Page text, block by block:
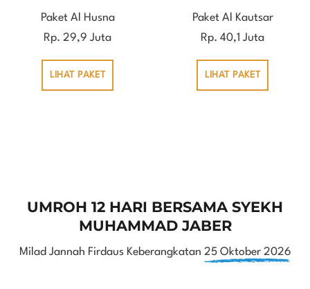
Paket Al Husna
Rp. 29,9 Juta
LIHAT PAKET
Paket Al Kautsar
Rp. 40,1 Juta
LIHAT PAKET
UMROH 12 HARI BERSAMA SYEKH
MUHAMMAD JABER
Milad Jannah Firdaus Keberangkatan 25 Oktober 2026